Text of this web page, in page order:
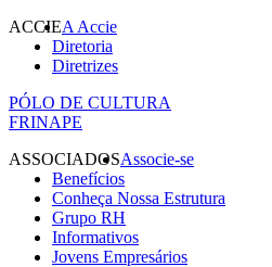
ACCIEA Accie
Diretoria
Diretrizes
PÓLO DE CULTURA
FRINAPE
ASSOCIADOSAssocie-se
Benefícios
Conheça Nossa Estrutura
Grupo RH
Informativos
Jovens Empresários